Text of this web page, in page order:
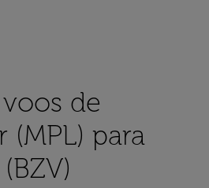
de
(MPL) para